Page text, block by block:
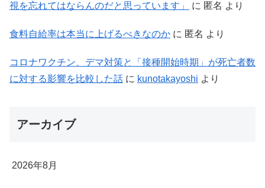
視を忘れてはならんのだと思っています」
に 匿名 より
食料自給率は本当に上げるべきなのか に 匿名 より
コロナワクチン、デマ対策と「接種開始時期」が死亡者数
に対する影響を比較した話 に kunotakayoshi より
アーカイブ
2026年8月